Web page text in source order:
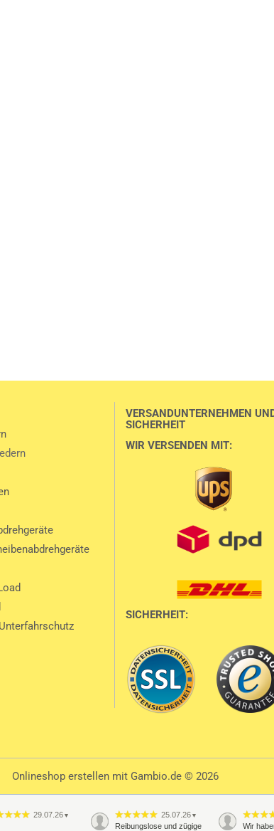
VERSANDUNTERNEHMEN
SICHERHEIT
WIR VERSENDEN MIT:
SICHERHEIT:
Onlineshop erstellenmit Gambio.de © 2026
29.07.26 ▼ 25.07.26 ▼
Reibungslose und zügige Wir